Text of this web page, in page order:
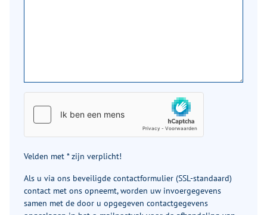
Velden met * zijn verplicht!
Als u via ons beveiligde contactformulier (SSL-standaard)
contact met ons opneemt, worden uw invoergegevens
samen met de door u opgegeven contactgegevens